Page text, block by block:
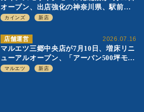
オープン、出店強化の神奈川県、駅前
SC2階の都市型小型店
カインズ 新店
2026.07.16
店舗運営
マルエツ三郷中央店が7月10日、増床リニ
ューアルオープン、「アーバン500坪モデ
ル」の実験を集大成、駅前立地受け、寿
マルエツ 新店